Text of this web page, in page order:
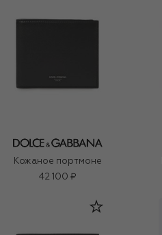
Кожаное портмоне
42 100 ₽